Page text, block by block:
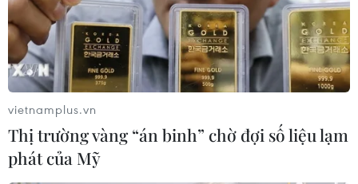
vietnamplus.vn
Thị trường vàng “án binh” chờ đợi số liệu lạm
phát của Mỹ